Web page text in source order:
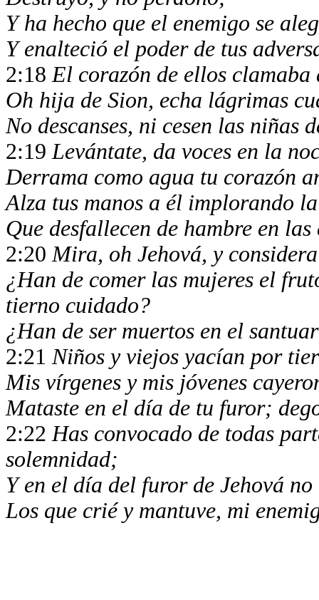
Y ha hecho que el enemigo se
Y enalteció el poder de tus
2:18El corazón de ellos
Oh hija de Sion, echa lágrimas
No descanses, ni cesen las niñas
2:19Levántate, da voces en la
Derrama como agua tu corazón
Alza tus manos a él implorando
Que desfallecen de hambre en
2:20Mira, oh Jehová, y
¿Han de comer las mujeres el
tierno cuidado?
¿Han de ser muertos en el
2:21Niños y viejos yacían por
Mis vírgenes y mis jóvenes
Mataste en el día de tu furor;
2:22Has convocado de todas
solemnidad;
Y en el día del furor de Jehová
Los que crié y mantuve, mi